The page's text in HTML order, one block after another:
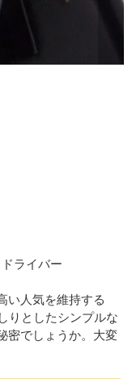
ライバー
い人気を維持する
りとしたシンプルな
密でしょうか。大変